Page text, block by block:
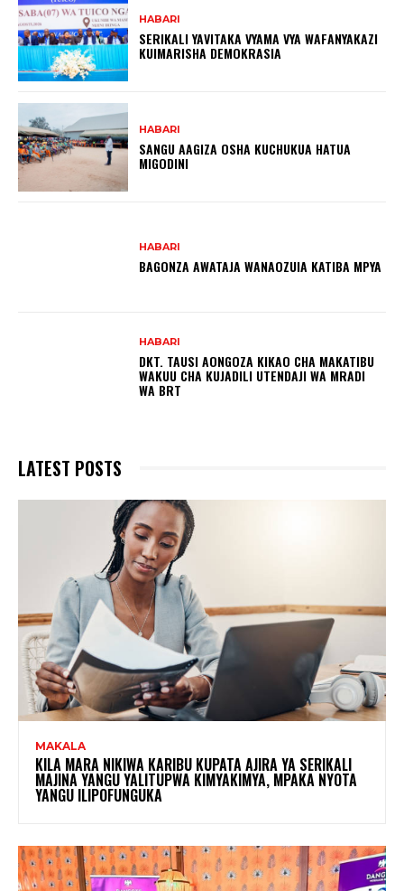
HABARI
SERIKALI YAVITAKA VYAMA VYA WAFANYAKAZI
KUIMARISHA DEMOKRASIA
HABARI
SANGU AAGIZA OSHA KUCHUKUA HATUA
MIGODINI ‎
HABARI
BAGONZA AWATAJA WANAOZUIA KATIBA MPYA
HABARI
DKT. TAUSI AONGOZA KIKAO CHA MAKATIBU
WAKUU CHA KUJADILI UTENDAJI WA MRADI
WA BRT
LATEST POSTS
MAKALA
KILA MARA NIKIWA KARIBU KUPATA AJIRA YA SERIKALI
MAJINA YANGU YALITUPWA KIMYAKIMYA, MPAKA NYOTA
YANGU ILIPOFUNGUKA